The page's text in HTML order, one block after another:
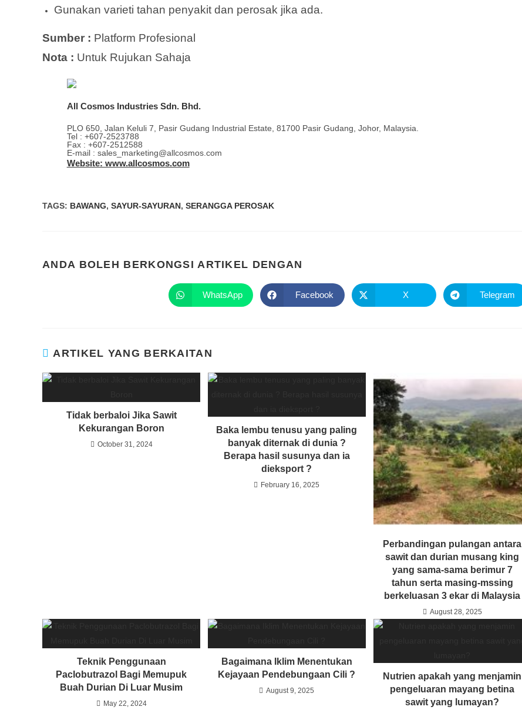
Gunakan varieti tahan penyakit dan perosak jika ada.
Sumber : Platform Profesional
Nota : Untuk Rujukan Sahaja
All Cosmos Industries Sdn. Bhd.
PLO 650, Jalan Keluli 7, Pasir Gudang Industrial Estate, 81700 Pasir Gudang, Johor, Malaysia.
Tel : +607-2523788
Fax : +607-2512588
E-mail : sales_marketing@allcosmos.com
Website: www.allcosmos.com
TAGS: BAWANG, SAYUR-SAYURAN, SERANGGA PEROSAK
ANDA BOLEH BERKONGSI ARTIKEL DENGAN
WhatsApp Facebook X Telegram
ARTIKEL YANG BERKAITAN
Tidak berbaloi Jika Sawit
Kekurangan Boron
October 31, 2024
Baka lembu tenusu yang paling
banyak diternak di dunia ?
Berapa hasil susunya dan ia
dieksport ?
February 16, 2025
Perbandingan pulangan antara
sawit dan durian musang king
yang sama-sama berimur 7
tahun serta masing-mssing
berkeluasan 3 ekar di Malaysia
August 28, 2025
Teknik Penggunaan
Paclobutrazol Bagi Memupuk
Buah Durian Di Luar Musim
May 22, 2024
Bagaimana Iklim Menentukan
Kejayaan Pendebungaan Cili ?
August 9, 2025
Nutrien apakah yang menjamin
pengeluaran mayang betina
sawit yang lumayan?